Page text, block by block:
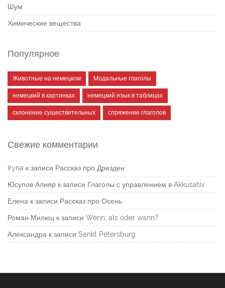
Шум
Химические вещества
Популярное
Животные на немецком Модальные глаголы
немецкий в картинках немецкий язык в таблицах
склонение существительных спряжение глаголов
Свежие комментарии
Iryna к записи Рассказ про Дрезден
Юсупов Алияр к записи Глаголы с управлением в Akkusativ
Елена к записи Рассказ про Осень
Роман Милюц к записи Wenn, als oder wann?
Александра к записи Sankt Petersburg